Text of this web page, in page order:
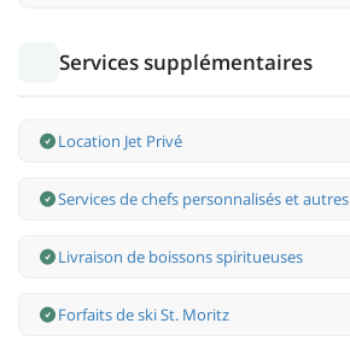
Services supplémentaires
Location Jet Privé
Services de chefs personnalisés et autres
Livraison de boissons spiritueuses
Forfaits de ski St. Moritz